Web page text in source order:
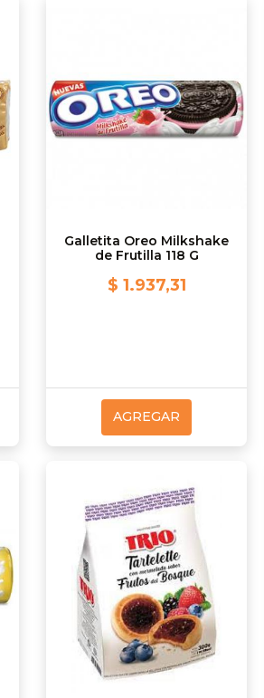
Galletita Oreo Milkshake
de Frutilla 118 G
$ 1.937,31
AGREGAR